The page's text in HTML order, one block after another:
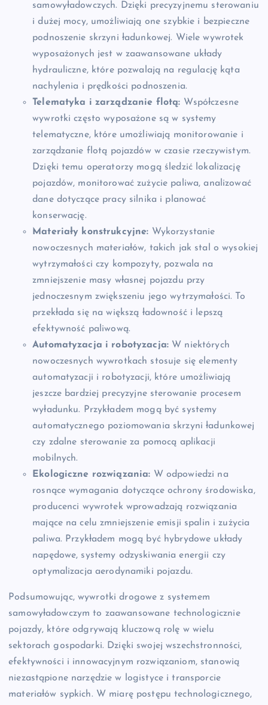
samowyładowczych. Dzięki precyzyjnemu sterowaniu
i dużej mocy, umożliwiają one szybkie i bezpieczne
podnoszenie skrzyni ładunkowej. Wiele wywrotek
wyposażonych jest w zaawansowane układy
hydrauliczne, które pozwalają na regulację kąta
nachylenia i prędkości podnoszenia.
Telematyka i zarządzanie flotą: Współczesne
wywrotki często wyposażone są w systemy
telematyczne, które umożliwiają monitorowanie i
zarządzanie flotą pojazdów w czasie rzeczywistym.
Dzięki temu operatorzy mogą śledzić lokalizację
pojazdów, monitorować zużycie paliwa, analizować
dane dotyczące pracy silnika i planować
konserwację.
Materiały konstrukcyjne: Wykorzystanie
nowoczesnych materiałów, takich jak stal o wysokiej
wytrzymałości czy kompozyty, pozwala na
zmniejszenie masy własnej pojazdu przy
jednoczesnym zwiększeniu jego wytrzymałości. To
przekłada się na większą ładowność i lepszą
efektywność paliwową.
Automatyzacja i robotyzacja: W niektórych
nowoczesnych wywrotkach stosuje się elementy
automatyzacji i robotyzacji, które umożliwiają
jeszcze bardziej precyzyjne sterowanie procesem
wyładunku. Przykładem mogą być systemy
automatycznego poziomowania skrzyni ładunkowej
czy zdalne sterowanie za pomocą aplikacji
mobilnych.
Ekologiczne rozwiązania: W odpowiedzi na
rosnące wymagania dotyczące ochrony środowiska,
producenci wywrotek wprowadzają rozwiązania
mające na celu zmniejszenie emisji spalin i zużycia
paliwa. Przykładem mogą być hybrydowe układy
napędowe, systemy odzyskiwania energii czy
optymalizacja aerodynamiki pojazdu.
Podsumowując, wywrotki drogowe z systemem
samowyładowczym to zaawansowane technologicznie
pojazdy, które odgrywają kluczową rolę w wielu
sektorach gospodarki. Dzięki swojej wszechstronności,
efektywności i innowacyjnym rozwiązaniom, stanowią
niezastąpione narzędzie w logistyce i transporcie
materiałów sypkich. W miarę postępu technologicznego,